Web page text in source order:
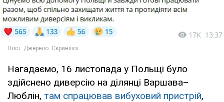
Нагадаємо, 16 листопада у Польщі було
здійснено диверсію на ділянці Варшава–
Люблін, там спрацював вибуховий пристрій,